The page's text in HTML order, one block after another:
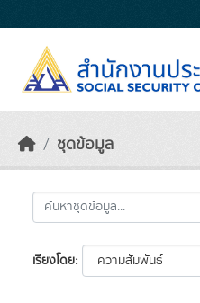
ชุดข้อมูล
เรียงโดย